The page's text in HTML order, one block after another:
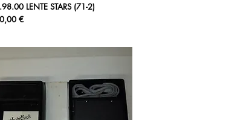
Vista rapida
LENTE STARS (71-2)
€